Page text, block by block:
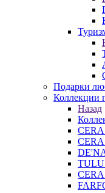
Подарки
Коллекции
Назад
TULU